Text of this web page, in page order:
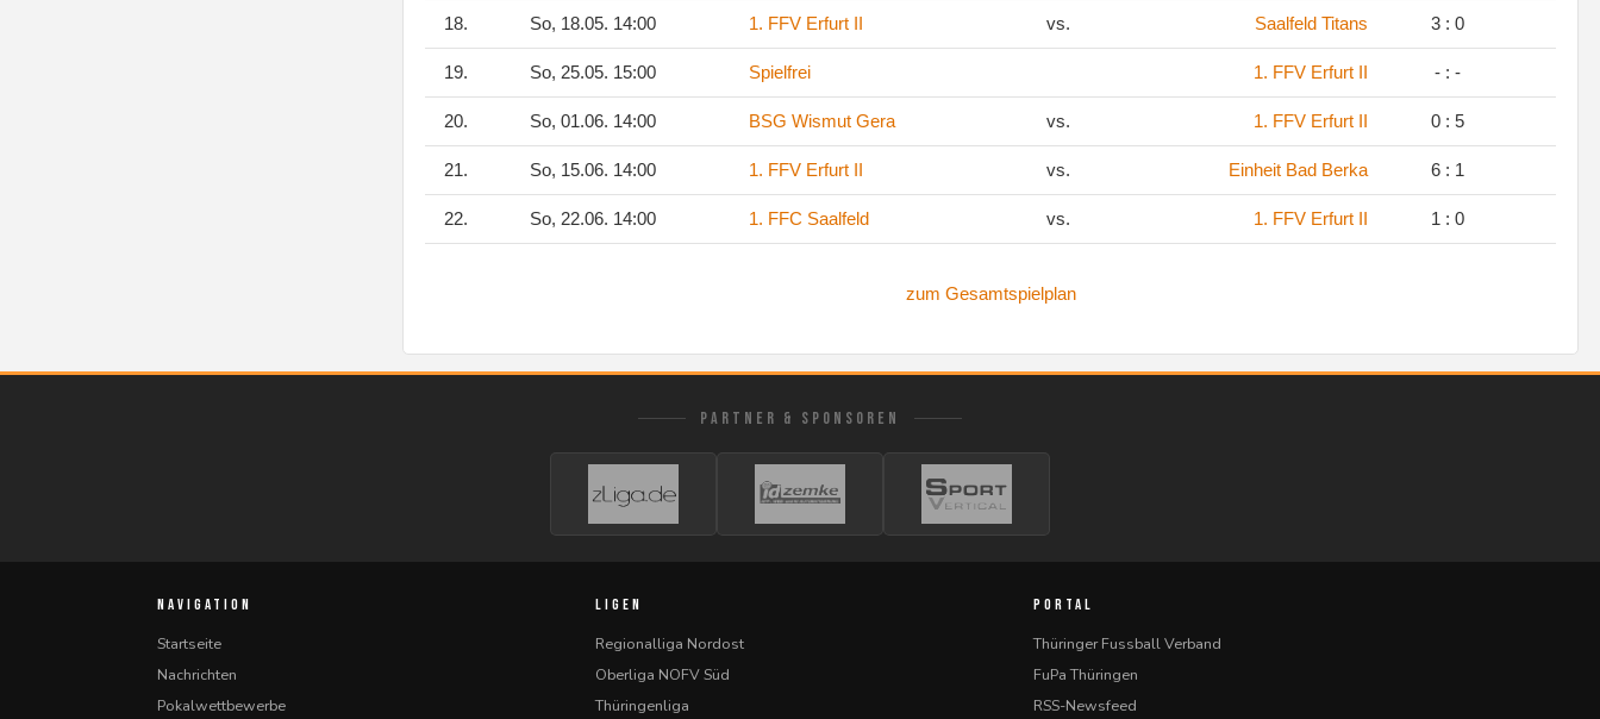
18. So, 18.05. 14:00 1. FFV Erfurt II vs. Saalfeld Titans 3 : 0
19. So, 25.05. 15:00 Spielfrei 1. FFV Erfurt II - : -
20. So, 01.06. 14:00 BSG Wismut Gera vs. 1. FFV Erfurt II 0 : 5
21. So, 15.06. 14:00 1. FFV Erfurt II vs. Einheit Bad Berka 6 : 1
22. So, 22.06. 14:00 1. FFC Saalfeld vs. 1. FFV Erfurt II 1 : 0
zum Gesamtspielplan
PARTNER & SPONSOREN
NAVIGATION
Startseite
Nachrichten
Pokalwettbewerbe
LIGEN
Regionalliga Nordost
Oberliga NOFV Süd
Thüringenliga
PORTAL
Thüringer Fussball Verband
FuPa Thüringen
RSS-Newsfeed